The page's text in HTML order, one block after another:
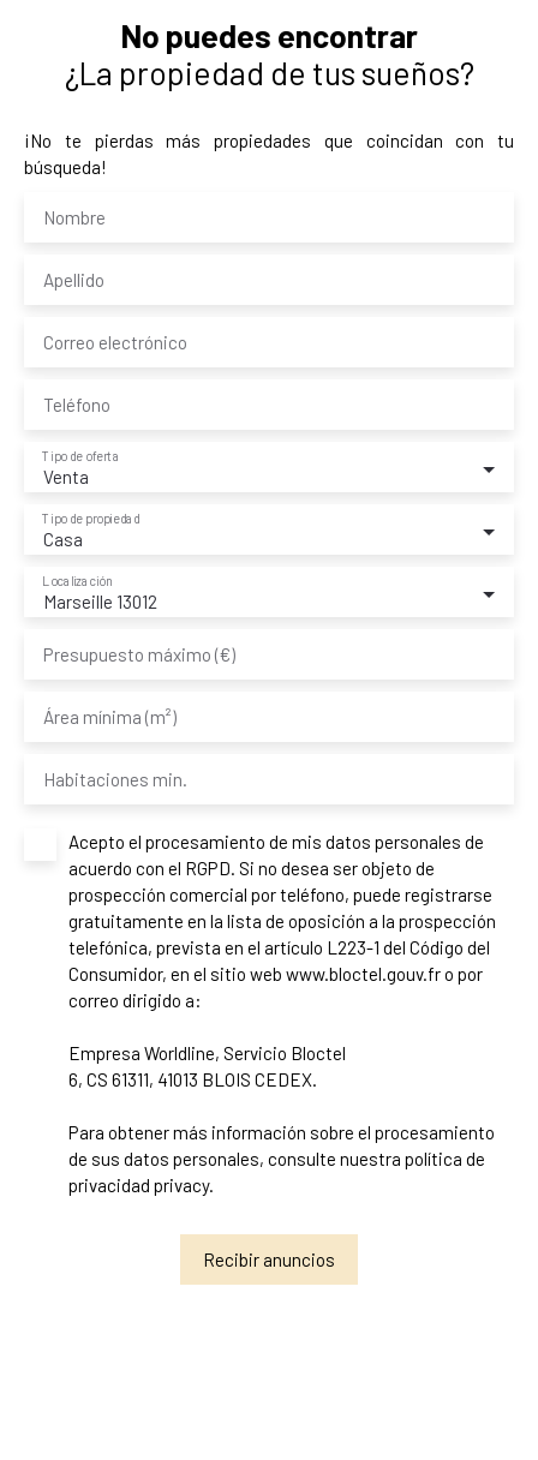
No puedes encontrar
¿La propiedad de tus sueños?
¡No te pierdas más propiedades que coincidan con tu
búsqueda!
Nombre
Apellido
Correo electrónico
Teléfono
Venta
Tipo de oferta
Casa
Tipo de propiedad
Marseille 13012
Localización
Presupuesto máximo (€)
Área mínima (m²)
Habitaciones min.
Acepto el procesamiento de mis datos personales de
acuerdo con el RGPD. Si no desea ser objeto de
prospección comercial por teléfono, puede registrarse
gratuitamente en la lista de oposición a la prospección
telefónica, prevista en el artículo L223-1 del Código del
Consumidor, en el sitio web www.bloctel.gouv.fr o por
correo dirigido a:
Empresa Worldline, Servicio Bloctel
6, CS 61311, 41013 BLOIS CEDEX.
Para obtener más información sobre el procesamiento
de sus datos personales, consulte nuestra política de
privacidad privacy.
Recibir anuncios